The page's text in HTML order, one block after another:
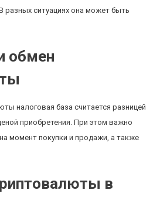
разных ситуациях она может быть
обмен
налоговая база считается разницей
приобретения. При этом важно
момент покупки и продажи, а также
в